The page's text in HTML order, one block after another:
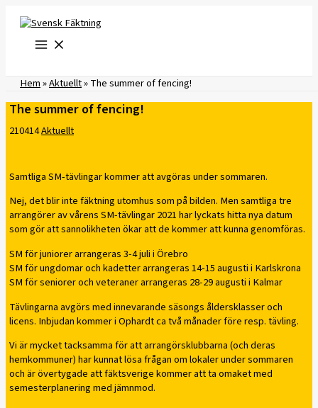
innehåll
Hem»Aktuellt»​The summer of fencing!
​The summer of fencing!
210414Aktuellt
Samtliga SM-tävlingar kommer att avgöras under sommaren.
Nej, det blir inte fäktning utomhus som på bilden. Men samtliga tre
arrangörer av vårens SM-tävlingar 2021 har lyckats hitta nya datum
som gör att sannolikheten ökar att de kommer att kunna genomföras.
SM för juniorer arrangeras 3-4 juli i Örebro
SM för ungdomar och kadetter arrangeras 14-15 augusti i Karlskrona
SM för seniorer och veteraner arrangeras 28-29 augusti i Kalmar
Tävlingarna avgörs med innevarande säsongs åldersklasser och
licens. Inbjudan kommer i Ophardt ca två månader före resp. tävling.
Vi är mycket tacksamma för att arrangörsklubbarna (och deras
hemkommuner) har kunnat lösa frågan om lokaler under sommaren
och är övertygade att fäktsverige kommer att ta omaket med
semesterplanering med jämnmod.